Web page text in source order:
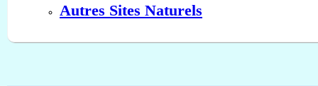
Autres Sites Naturels